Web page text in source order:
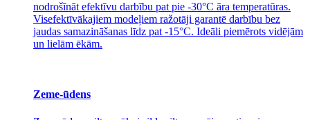
nodrošīnāt efektīvu darbību pat pie -30°C āra temperatūras.
Visefektīvākajiem modeļiem ražotāji garantē darbību bez
jaudas samazināšanas līdz pat -15°C. Ideāli piemērots vidējām
un lielām ēkām.
Zeme-ūdens